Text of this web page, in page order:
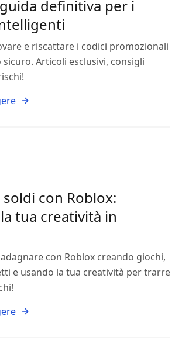
definitiva per i
e riscattare i codici promozionali
Articoli esclusivi, consigli
con Roblox:
tua creatività in
con Roblox creando giochi,
e usando la tua creatività per trarre